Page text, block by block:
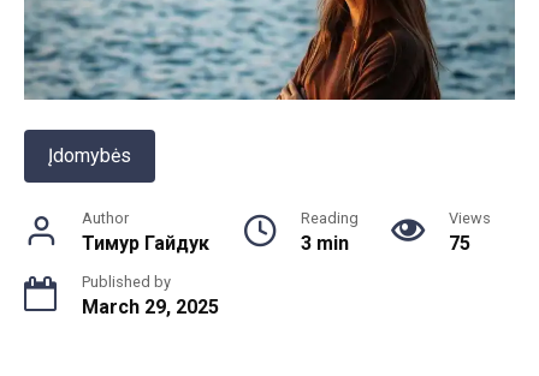
Įdomybės
Author
Тимур Гайдук
Reading
3 min
Views
75
Published by
March 29, 2025